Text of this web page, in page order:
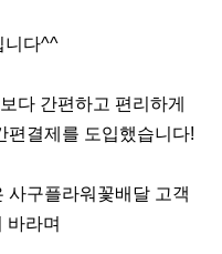
니다^^
다 간편하고 편리하게
편결제를 도입했습니다!
사구플라워꽃배달 고객
바라며